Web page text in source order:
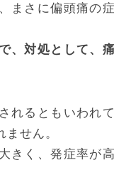
まさに偏頭痛の
、対処として、
れるともいわれ
せん。
きく、発症率が